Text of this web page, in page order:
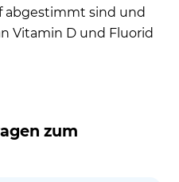
abgestimmt sind und
Vitamin D und Fluorid
zum